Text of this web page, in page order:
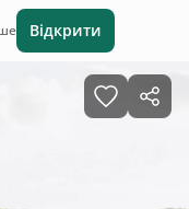
Відкрити